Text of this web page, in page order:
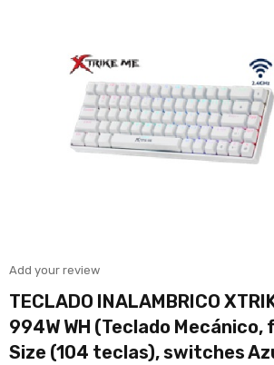
Add your review
TECLADO INALAMBRICO
994W WH (Teclado
Size (104 teclas), switches